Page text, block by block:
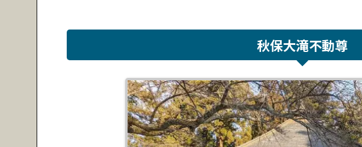
秋保大滝不動尊